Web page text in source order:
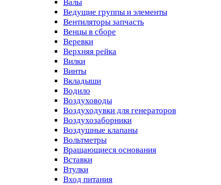
Валы
Ведущие группы и элементы
Вентиляторы запчасть
Венцы в сборе
Веревки
Верхняя рейка
Вилки
Винты
Вкладыши
Водило
Воздуховоды
Воздуходувки для генераторов
Воздухозаборники
Воздушные клапаны
Вольтметры
Вращающиеся основания
Вставки
Втулки
Вход питания